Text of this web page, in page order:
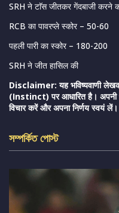
SRH ने टाॅस जीतकर गेंदबाजी करने
RCB का पावरप्ले स्कोर – 50-60
पहली पारी का स्कोर – 180-200
SRH ने जीत हासिल की
Disclaimer: यह भविष्यवाणी
(Instinct) पर आधारित है। अपनी
विचार करें और अपना निर्णय स्वयं लें।
সম্পর্কিত পোস্ট